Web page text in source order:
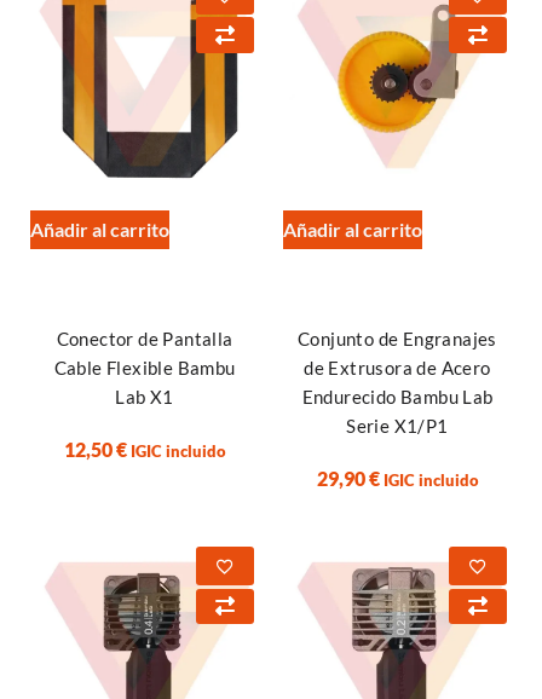
Añadir al carrito
Conector de Pantalla
Cable Flexible Bambu
Lab X1
12,50€ IGIC incluido
Añadir al carrito
Conjunto de Engranajes
de Extrusora de Acero
Endurecido Bambu Lab
Serie X1/P1
29,90€ IGIC incluido